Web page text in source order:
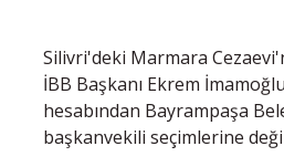
Silivri'deki Marmara
İBB Başkanı Ekrem
hesabından Bayrampaşa
başkanvekili seçimlerine